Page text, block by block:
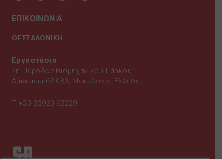
ΕΠΙΚΟΙΝΩΝΙΑ
ΘΕΣΣΑΛΟΝΙΚΗ
Εργοστάσιο
2η Πάροδος Βιομηχανικού Πάρκου
Λάκκωμα 63 080, Μακεδονία, Ελλάδα
T +30 23920 92229